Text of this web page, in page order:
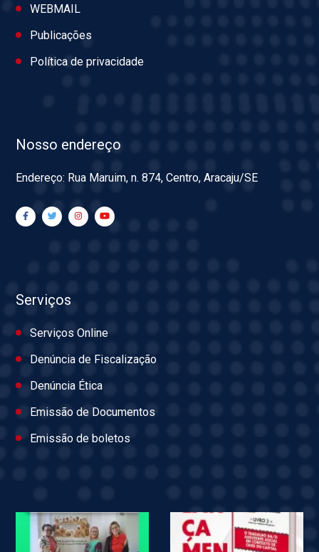
WEBMAIL
Publicações
Política de privacidade
Nosso endereço
Endereço: Rua Maruim, n. 874, Centro, Aracaju/SE
Serviços
Serviços Online
Denúncia de Fiscalização
Denúncia Ética
Emissão de Documentos
Emissão de boletos